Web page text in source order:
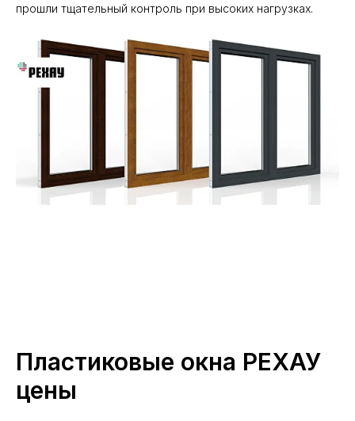
прошли тщательный контроль при высоких нагрузках.
Пластиковые окна РЕХАУ
цены